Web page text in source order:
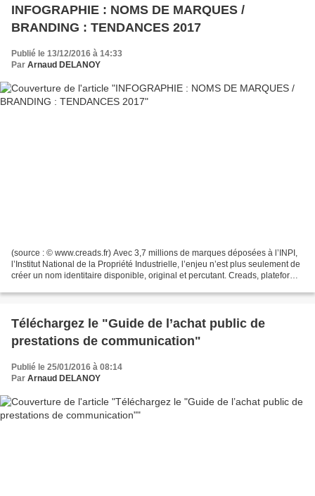
INFOGRAPHIE : NOMS DE MARQUES /
BRANDING : TENDANCES 2017
Publié le 13/12/2016 à 14:33
Par Arnaud DELANOY
(source : © www.creads.fr) Avec 3,7 millions de marques déposées à l’INPI,
l’Institut National de la Propriété Industrielle, l’enjeu n’est plus seulement de
créer un nom identitaire disponible, original et percutant. Creads, plateforme
Téléchargez le "Guide de l’achat public de
prestations de communication"
Publié le 25/01/2016 à 08:14
Par Arnaud DELANOY